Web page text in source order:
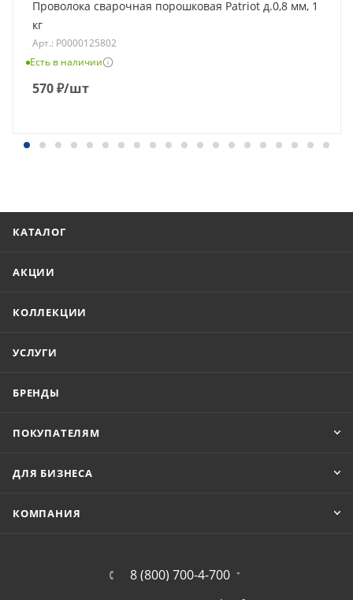
Проволока сварочная порошковая Patriot д.0,8 мм, 1
кг
Арт.: Р0000125802
Есть в наличии
570₽/шт
КАТАЛОГ
АКЦИИ
КОЛЛЕКЦИИ
УСЛУГИ
БРЕНДЫ
ПОКУПАТЕЛЯМ
ДЛЯ БИЗНЕСА
КОМПАНИЯ
8 (800) 700-4-700